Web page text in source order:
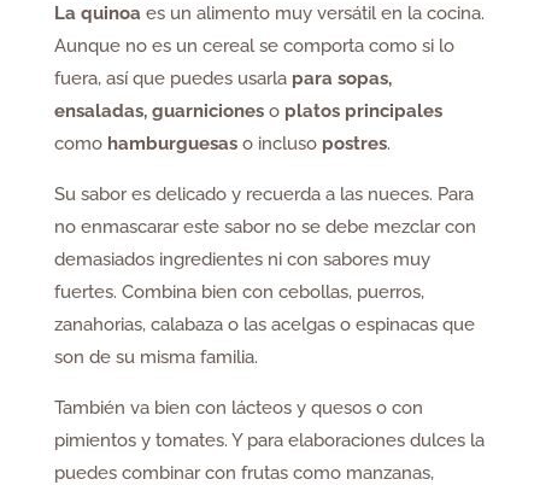
La quinoa es un alimento muy versátil en la cocina.
Aunque no es un cereal se comporta como si lo
fuera, así que puedes usarla para sopas,
ensaladas, guarnicioneso platos principales
como hamburguesaso incluso postres.
Su sabor es delicado y recuerda a las nueces. Para
no enmascarar este sabor no se debe mezclar con
demasiados ingredientes ni con sabores muy
fuertes. Combina bien con cebollas, puerros,
zanahorias, calabaza o las acelgas o espinacas que
son de su misma familia.
También va bien con lácteos y quesos o con
pimientos y tomates. Y para elaboraciones dulces la
puedes combinar con frutas como manzanas,